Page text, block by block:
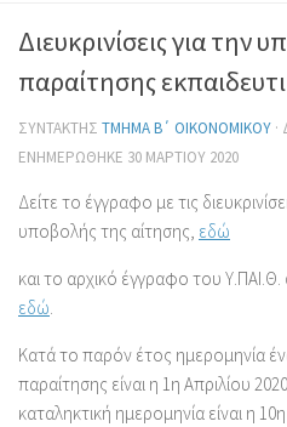
Διευκρινίσεις για την
παραίτησης
ΣΥΝΤΆΚΤΗΣ ΤΜΉΜΑ Β΄ ΟΙΚΟΝΟΜΙΚΟΎ
ΕΝΗΜΕΡΏΘΗΚΕ 30 ΜΑΡΤΊΟΥ 2020
Δείτε το έγγραφο με τις
υποβολής της αίτησης, εδώ
και το αρχικό έγγραφο του Υ.ΠΑΙ.Θ.
εδώ.
Κατά το παρόν έτος ημερομηνία
παραίτησης είναι η 1η Απριλίου
καταληκτική ημερομηνία είναι η